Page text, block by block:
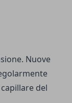
Nuove
del